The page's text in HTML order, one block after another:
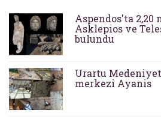
Aspendos'ta
Asklepios ve
bulundu
Urartu
merkezi Ayanis